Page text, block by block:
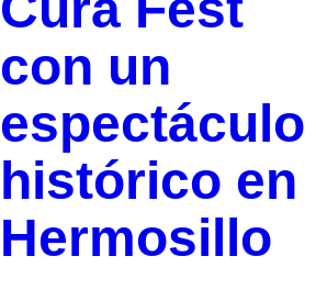
con un
espectáculo
histórico en
Hermosillo